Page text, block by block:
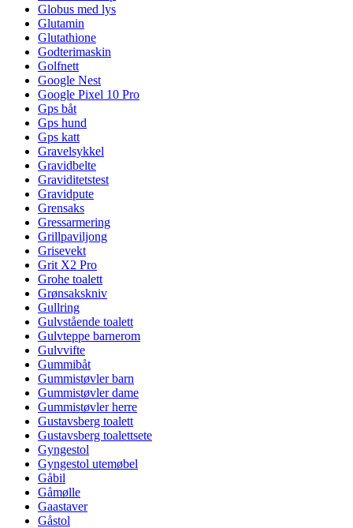
Globus med lys
Glutamin
Glutathione
Godterimaskin
Golfnett
Google Nest
Google Pixel 10 Pro
Gps båt
Gps hund
Gps katt
Gravelsykkel
Gravidbelte
Graviditetstest
Gravidpute
Grensaks
Gressarmering
Grillpaviljong
Grisevekt
Grit X2 Pro
Grohe toalett
Grønsakskniv
Gullring
Gulvstående toalett
Gulvteppe barnerom
Gulvvifte
Gummibåt
Gummistøvler barn
Gummistøvler dame
Gummistøvler herre
Gustavsberg toalett
Gustavsberg toalettsete
Gyngestol
Gyngestol utemøbel
Gåbil
Gåmølle
Gaastaver
Gåstol